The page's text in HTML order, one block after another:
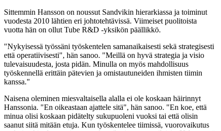
Sittemmin Hansson on noussut Sandvikin hierarkiassa ja toiminut
vuodesta 2010 lähtien eri johtotehtävissä. Viimeiset puolitoista
vuotta hän on ollut Tube R&D -yksikön päällikkö.
"Nykyisessä työssäni työskentelen samanaikaisesti sekä strategisesti
että operatiivisesti", hän sanoo. "Meillä on hyvä strategia ja visio
tulevaisuudesta, josta pidän. Minulla on myös mahdollisuus
työskennellä erittäin pätevien ja omistautuneiden ihmisten tiimin
kanssa."
Naisena oleminen miesvaltaisella alalla ei ole koskaan häirinnyt
Hanssonia. "En oikeastaan ajattele sitä", hän sanoo. "En koe, että
minua olisi koskaan pidätelty sukupuoleni vuoksi tai että olisin
saanut siitä mitään etuja. Kun työskentelee tiimissä, vuorovaikutus